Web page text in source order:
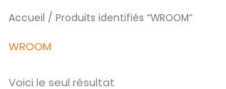
Accueil / Produits identifiés “WROOM”
WROOM
Voici le seul résultat